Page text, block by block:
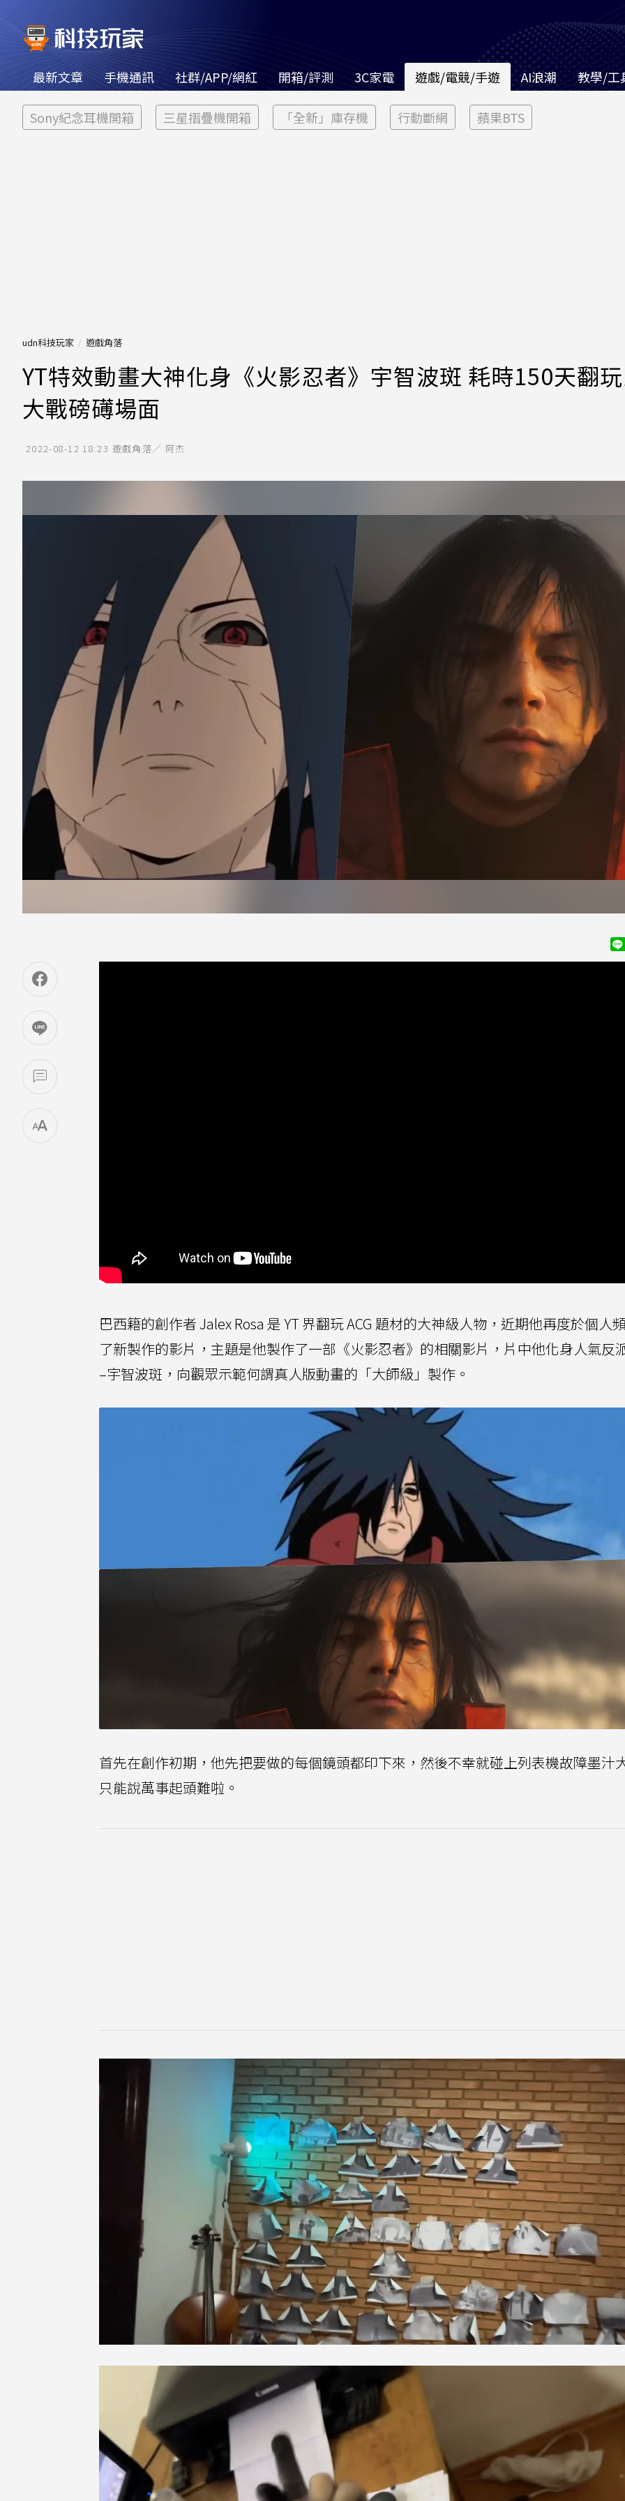
最新文章 手機通訊 社群/APP/網紅 開箱/評測 3C家電 遊戲/電競/手遊 AI浪潮 教學/工
Sony紀念耳機開箱 三星摺疊機開箱 「全新」庫存機 行動斷網 蘋果BTS
udn科技玩家 遊戲角落
YT特效動畫大神化身《火影忍者》宇智波斑 耗時150天翻
大戰磅礡場面
2022-08-12 18:23 遊戲角落／ 阿杰
巴西籍的創作者 Jalex Rosa 是 YT 界翻玩 ACG 題材的大神級人物，近期他再度於個人
了新製作的影片，主題是他製作了一部《火影忍者》的相關影片，片中他化身人氣反
–宇智波斑，向觀眾示範何謂真人版動畫的「大師級」製作。
首先在創作初期，他先把要做的每個鏡頭都印下來，然後不幸就碰上列表機故障墨汁
只能說萬事起頭難啦。